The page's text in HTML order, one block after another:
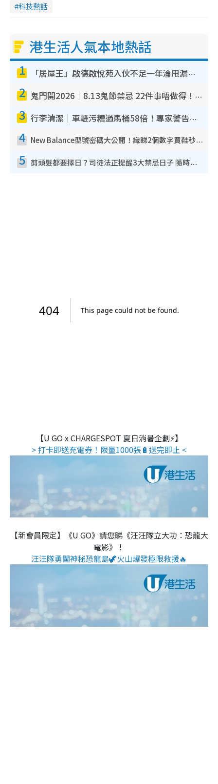
科技熱話
港生活人氣本地熱話
1 「居屋王」啟德啟悅苑入伙不足一年淪甩漏之王！插頭噴火花致大停電 多戶業主全屋家電報銷
2 鬼門開2026｜8.13鬼節禁忌 22件事唔做得！燒肉、刺身要少食？半夜勿吹口哨/打呢個電話
3 行李清潔｜車轆污糟過馬桶58倍！專家警告忌用酒精抹 教1招免污手除菌
4 New Balance型號密碼大公開！識睇2個數字買鞋秒知功能免中伏 附5大熱門鞋款
5 剪頭髮都要擇日？司徒法正提醒3大禁忌日子 隨時剪走財運！呢日剪髮恐「剪壽命」？
【U GO x CHARGESPOT 夏日消暑企劃⚡】
> 打卡即送充電券！限量1000張🔋送完即止 <
【新會員限定】《U GO》請您睇《汪汪隊立大功：恐龍大
電影》！
汪汪隊勇闖神秘恐龍島🦖火山爆發極限救援🔥